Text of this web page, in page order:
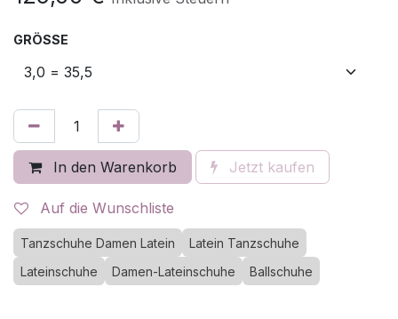
GRÖSSE
In den Warenkorb Jetzt kaufen
Auf die Wunschliste
Tanzschuhe Damen Latein
Latein Tanzschuhe
Lateinschuhe
Damen-Lateinschuhe Ballschuhe